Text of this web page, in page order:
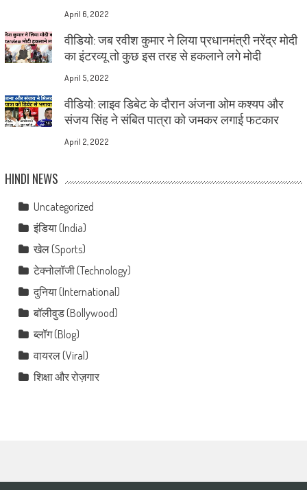
April 6, 2022
वीडियो: जब रवीश कुमार ने लिया प्रधानमंत्री नरेंद्र मोदी
का इंटरव्यू तो कुछ इस तरह से हकलाने लगे मोदी
April 5, 2022
वीडियो: लाइव डिबेट के दौरान अंजना ओम कश्यप और
संजय सिंह ने संबित पात्रा को जमकर लगाई फटकार
April 2, 2022
HINDI NEWS
Uncategorized
इंडिया (India)
खेल (Sports)
टेक्नोलॉजी (Technology)
दुनिया (International)
बॉलीवुड (Bollywood)
ब्लॉग (Blog)
वायरल (Viral)
शिक्षा और रोज़गार